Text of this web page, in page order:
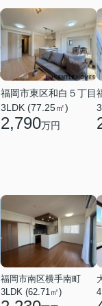
福岡市東区和白５丁目
3LDK (77.25㎡)
2,790万円
福岡市南区横手南町
3LDK (62.71㎡)